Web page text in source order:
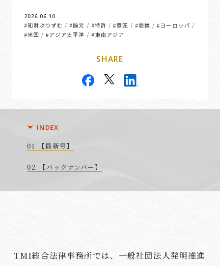
2026.06.10
#知財ぷりずむ /#論文 / #特許 /#意匠 / #商標 /#ヨーロッパ /
#米国 / #アジア太平洋 / #東南アジア
SHARE
INDEX
【最新号】
【バックナンバー】
TMI総合法律事務所では、一般社団法人発明推進